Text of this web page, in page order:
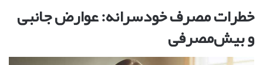
خطرات مصرف خودسرانه: عوارض جانبی
و بیش‌مصرفی